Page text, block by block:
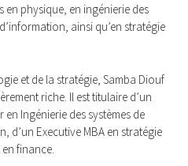
en physique, en ingénierie des
ainsi qu’en stratégie
et de la stratégie, Samba Diouf
riche. Il est titulaire d’un
en Ingénierie des systèmes de
d’un Executive MBA en stratégie
finance.